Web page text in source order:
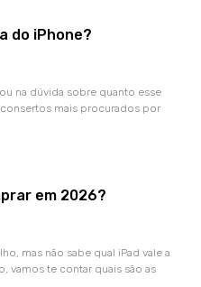
do iPhone?
na dúvida sobre quanto esse
mais procurados por
em 2026?
mas não sabe qual iPad vale a
vamos te contar quais são as